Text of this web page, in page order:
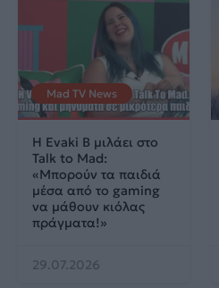
Mad TV News
Η Evaki B μιλάει στο
Talk to Mad:
«Μπορούν τα παιδιά
μέσα από το gaming
να μάθουν κιόλας
πράγματα!»
29.07.2026